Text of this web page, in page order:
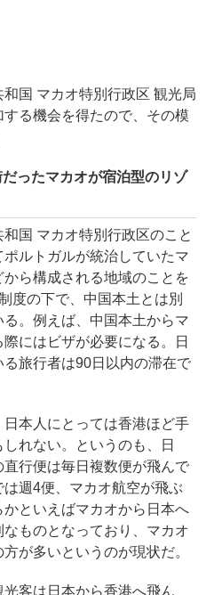
国 マカオ特別行政区 観光局
る機会を得たので、その模
ったマカオが宿泊型のリゾ
国 マカオ特別行政区のこと
ルトガルが統治していたマ
ら構成される地域のことを
度の下で、中国本土とは別
。例えば、中国本土からマ
にはビザが必要になる。日
旅行者は90日以内の滞在で
本人にとっては香港ほど手
れない。というのも、日
行便は毎日複数便が飛んで
週4便、マカオ航空が飛ぶ
といえばマカオから日本へ
ものとなっており、マカオ
が多いというのが現状だ。
客は日本から香港へ飛ん